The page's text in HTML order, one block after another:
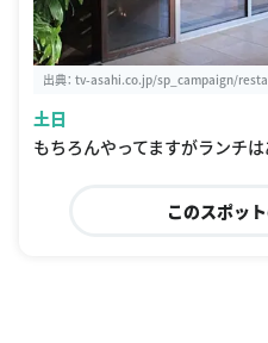
出典： tv-asahi.co.jp/sp_campaign/
土日
もちろんやってますがランチは
このスポッ